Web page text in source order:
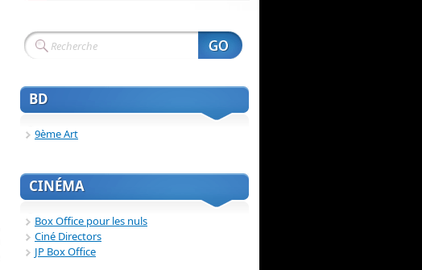
BD
9ème Art
CINÉMA
Box Office pour les nuls
Ciné Directors
JP Box Office